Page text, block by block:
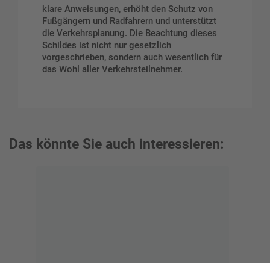
klare Anweisungen, erhöht den Schutz von
Fußgängern und Radfahrern und unterstützt
die Verkehrsplanung. Die Beachtung dieses
Schildes ist nicht nur gesetzlich
vorgeschrieben, sondern auch wesentlich für
das Wohl aller Verkehrsteilnehmer.
Das könnte Sie auch interessieren: